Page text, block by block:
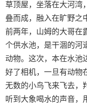
草顶屋，坐落在大河湾
叠而成，融入在旷野之
前两年，山姆的大哥在
个供水池，是干涸的河
动物。这次，本在水池
好了相机，一旦有动物
无数的小鸟飞来飞去，
听到大象喝水的声音，